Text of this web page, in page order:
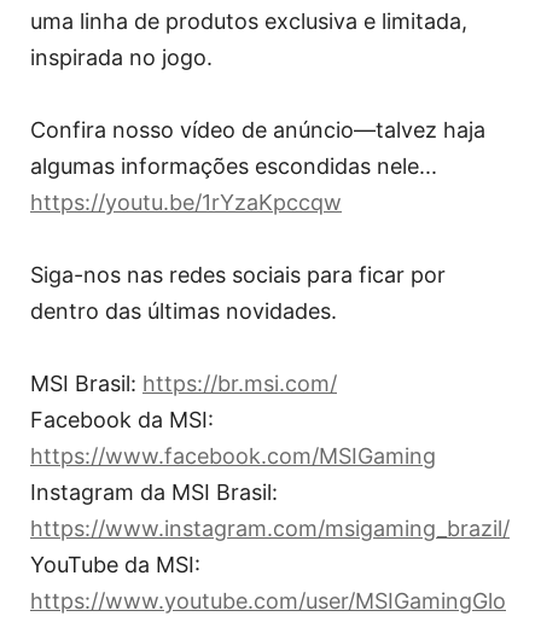
uma linha de produtos exclusiva e limitada,
inspirada no jogo.
Confira nosso vídeo de anúncio—talvez haja
algumas informações escondidas nele...
https://youtu.be/1rYzaKpccqw
Siga-nos nas redes sociais para ficar por
dentro das últimas novidades.
MSI Brasil: https://br.msi.com/
Facebook da MSI:
https://www.facebook.com/MSIGaming
Instagram da MSI Brasil:
https://www.instagram.com/msigaming_brazil/
YouTube da MSI:
https://www.youtube.com/user/MSIGamingGlo